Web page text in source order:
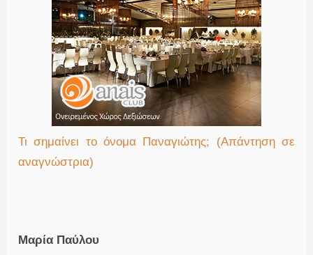
Τι σημαίνει το όνομα Παναγιώτης; (Απάντηση σε
αναγνώστρια)
Μαρία Παύλου